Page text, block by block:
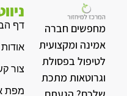
מחפשים חברה
אמינה ומקצועית
לטיפול בפסולת
וגרוטאות מתכת
דף
אודות
צור
מפת